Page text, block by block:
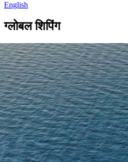
English
ग्लोबल शिपिंग